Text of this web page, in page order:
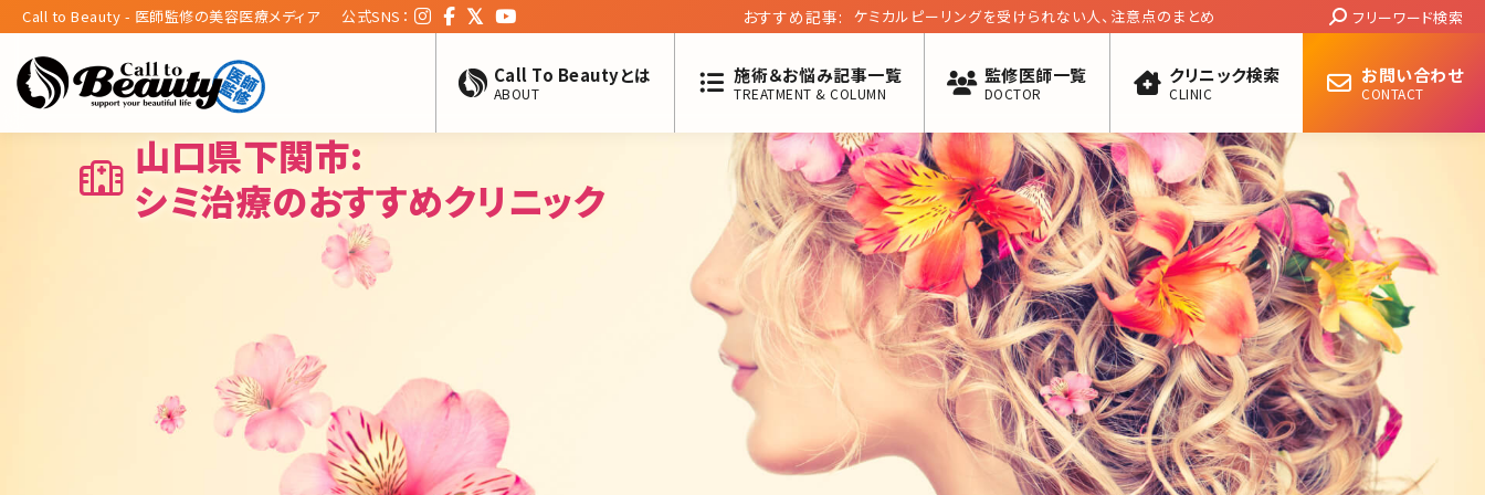
Call to Beauty - 医師監修の美容医療メディア 公式SNS： おすすめ記事: ケミカルピーリングを受けられない人、注意点のまとめ Search:
フリーワード検索
Call To Beautyとは
ABOUT
施術＆お悩み記事一覧
TREATMENT & COLUMN
監修医師一覧
DOCTOR
クリニック検索
CLINIC
お問い合わせ
CONTACT
山口県下関市:
シミ治療のおすすめクリニック